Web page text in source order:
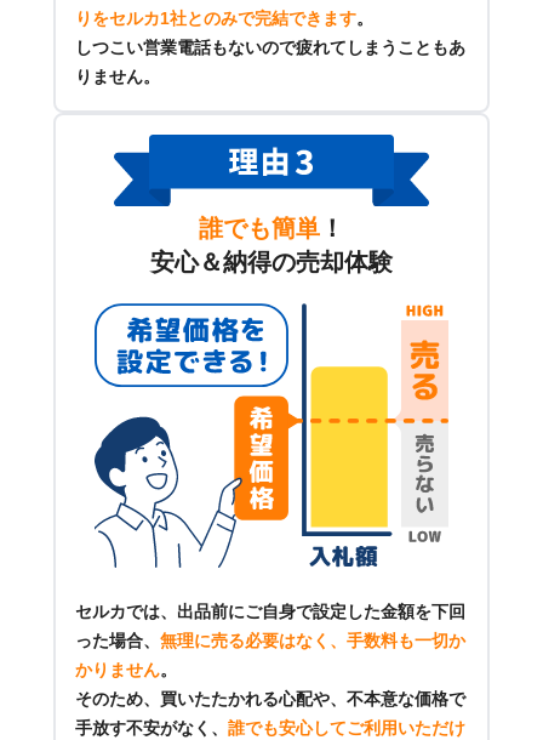
りをセルカ1社とのみで完結できます。
しつこい営業電話もないので疲れてしまうこともあ
りません。
誰でも簡単 ！
安心＆納得の売却体験
セルカでは、出品前にご自身で設定した金額を下回
った場合、 無理に売る必要はなく、手数料も一切か
かりません。
そのため、買いたたかれる心配や、不本意な価格で
手放す不安がなく、 誰でも安心してご利用いただけ